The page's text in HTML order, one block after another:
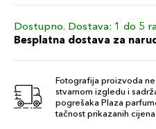
Dostupno. Dostava: 1 do 5
Besplatna dostava za
Fotografija proizvoda
stvarnom izgledu i
pogrešaka Plaza
tačnost prikazanih